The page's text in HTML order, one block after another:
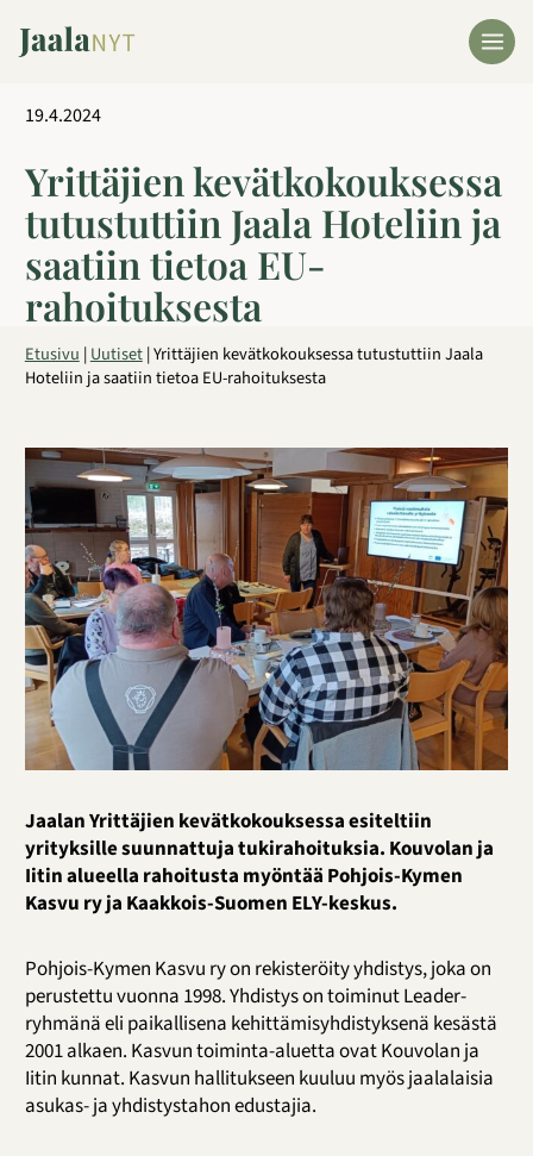
sisältöön
19.4.2024
Yrittäjien kevätkokouksessa
tutustuttiin Jaala Hoteliin ja
saatiin tietoa EU-
rahoituksesta
Etusivu|Uutiset|Yrittäjien kevätkokouksessa tutustuttiin Jaala
Hoteliin ja saatiin tietoa EU-rahoituksesta
Jaalan Yrittäjien kevätkokouksessa esiteltiin
yrityksille suunnattuja tukirahoituksia. Kouvolan ja
Iitin alueella rahoitusta myöntää Pohjois-Kymen
Kasvu ry ja Kaakkois-Suomen ELY-keskus.
Pohjois-Kymen Kasvu ry on rekisteröity yhdistys, joka on
perustettu vuonna 1998. Yhdistys on toiminut Leader-
ryhmänä eli paikallisena kehittämisyhdistyksenä kesästä
2001 alkaen. Kasvun toiminta-aluetta ovat Kouvolan ja
Iitin kunnat. Kasvun hallitukseen kuuluu myös jaalalaisia
asukas- ja yhdistystahon edustajia.